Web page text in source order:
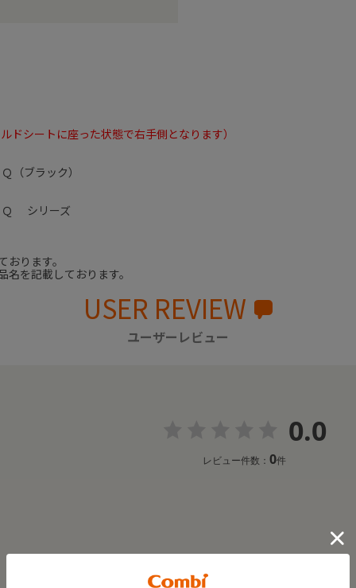
シートに座った状態で右手側となります）
ブラック）
Ｑ シリーズ
ります。
を記載しております。
USER REVIEW
ユーザーレビュー
0.0
レビュー件数： 0件